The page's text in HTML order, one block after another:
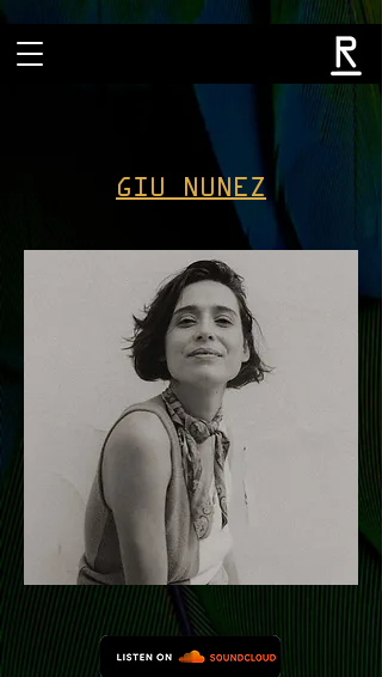
GIU NUNEZ